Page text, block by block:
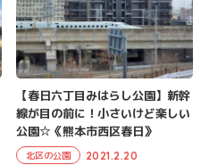
【春日六丁目みはらし公園】新幹
線が目の前に！小さいけど楽しい
公園☆《熊本市西区春日》
北区の公園 2021.2.20